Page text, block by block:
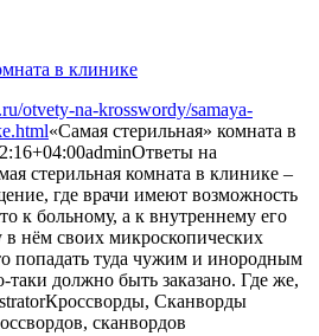
otvety-na-krosswordy/samaya-
«Самая стерильная» комната в
adminОтветы на
стерильная комната в клинике –
где врачи имеют возможность
к больному, а к внутреннему его
нём своих микроскопических
попадать туда чужим и инородным
должно быть заказано. Где же,
Кроссворды, Сканворды